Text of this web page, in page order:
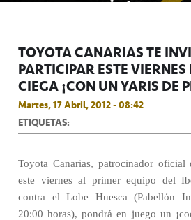
TOYOTA CANARIAS TE
PARTICIPAR ESTE
CIEGA ¡CON UN YARIS DE
Martes, 17 Abril, 2012 - 08:42
ETIQUETAS:
Toyota Canarias, patrocinador
este viernes al primer equipo del
contra el Lobe Huesca (Pabellón
20:00 horas), pondrá en juego un